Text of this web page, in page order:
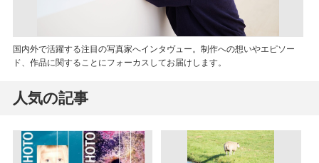
国内外で活躍する注目の写真家へインタヴュー。制作への想いやエピソー
ド、作品に関することにフォーカスしてお届けします。
人気の記事